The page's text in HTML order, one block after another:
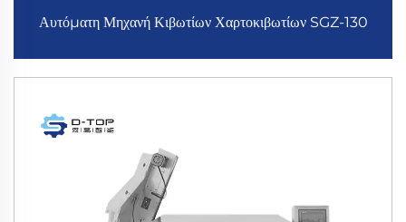
Αυτόματη Μηχανή Κιβωτίων Χαρτοκιβωτίων SGZ-130